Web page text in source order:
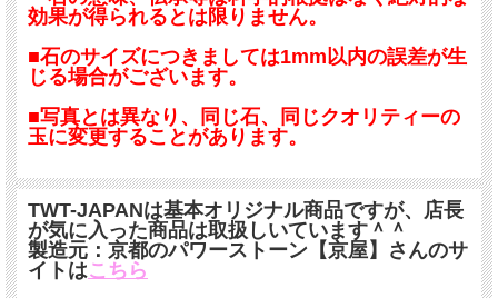
効果が得られるとは限りません。
■石のサイズにつきましては1mm以内の誤差が生
じる場合がございます。
■写真とは異なり、同じ石、同じクオリティーの
玉に変更することがあります。
TWT-JAPANは基本オリジナル商品ですが、店長
が気に入った商品は取扱しいています＾＾
製造元：京都のパワーストーン【京屋】さんのサ
イトはこちら